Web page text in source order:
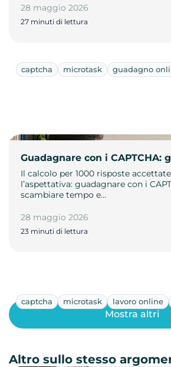
28 maggio 2026
27 minuti di lettura
captcha microtask guadagno
Guadagnare con i CAPTCHA:
Il calcolo per 1000 risposte
l’aspettativa: guadagnare con i
scambiare tempo e…
28 maggio 2026
23 minuti di lettura
captcha microtask lavoro online
Mostra altri
Altro sullo stesso